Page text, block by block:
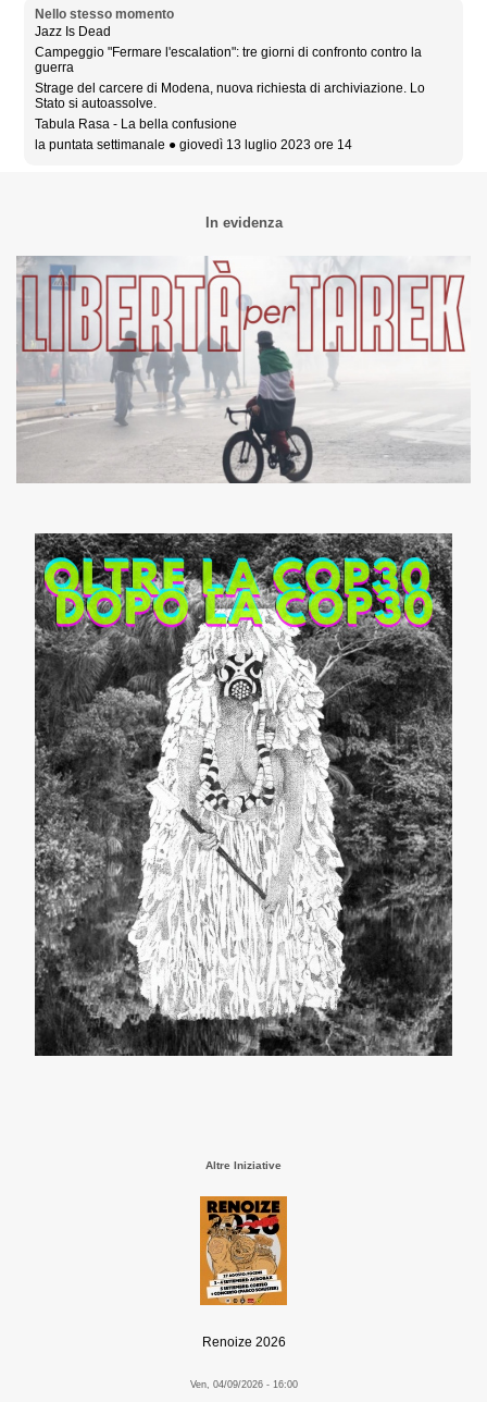
Nello stesso momento
Jazz Is Dead
Campeggio "Fermare l'escalation": tre giorni di confronto contro la
guerra
Strage del carcere di Modena, nuova richiesta di archiviazione. Lo
Stato si autoassolve.
Tabula Rasa - La bella confusione
la puntata settimanale ● giovedì 13 luglio 2023 ore 14
In evidenza
Altre Iniziative
Renoize 2026
Ven, 04/09/2026 - 16:00